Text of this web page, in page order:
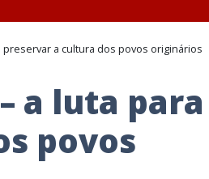
preservar a cultura dos povos originários
a luta para
povos